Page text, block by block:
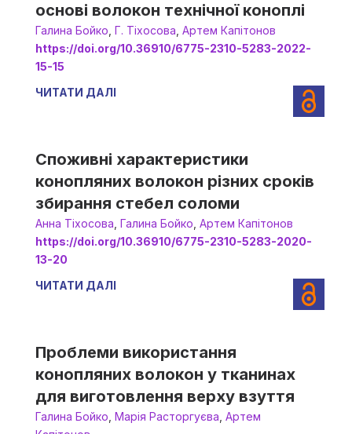
основі волокон технічної коноплі
Галина Бойко Г. Тіхосова Артем Капітонов
https://doi.org/10.36910/6775-2310-5283-2022-
15-15
ЧИТАТИ ДАЛІ
Споживні характеристики
конопляних волокон різних сроків
збирання стебел соломи
Анна Тіхосова Галина Бойко Артем Капітонов
https://doi.org/10.36910/6775-2310-5283-2020-
13-20
ЧИТАТИ ДАЛІ
Проблеми використання
конопляних волокон у тканинах
для виготовлення верху взуття
Галина Бойко Марія Расторгуєва Артем